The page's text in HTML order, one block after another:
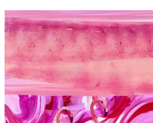
PARTNER*INNEN
ANGEBOTE